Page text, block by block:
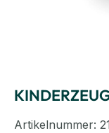
Artikelnummer: